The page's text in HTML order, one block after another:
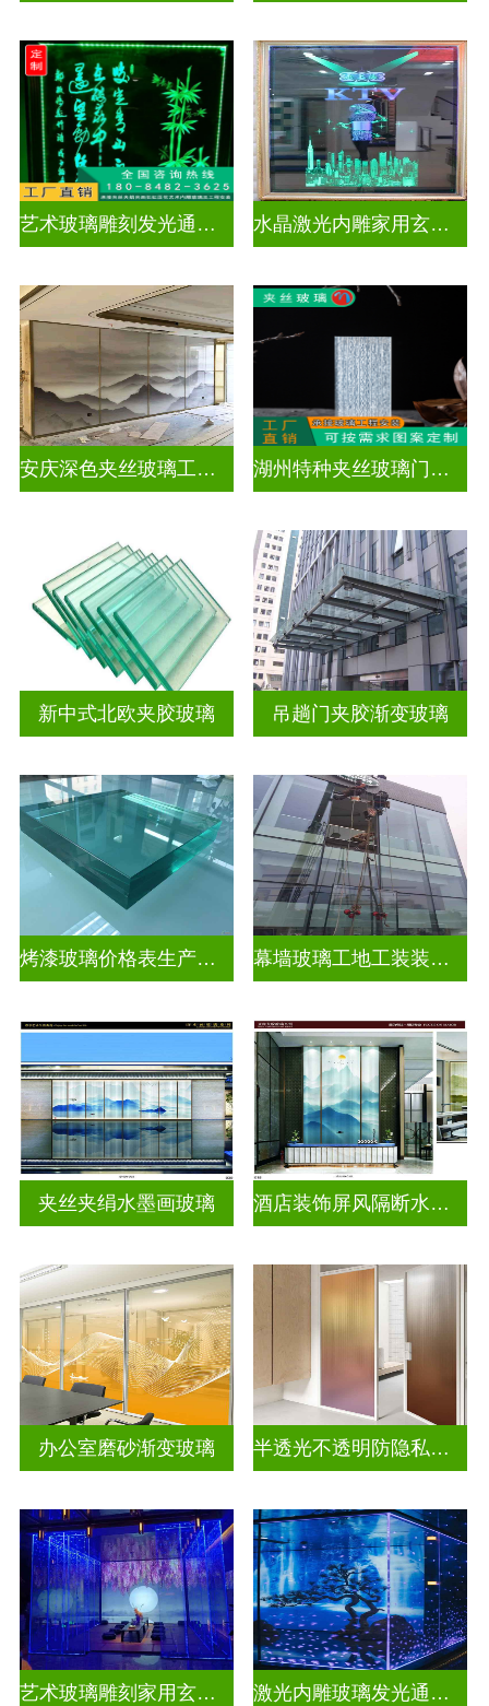
艺术玻璃雕刻发光通电玻璃 水晶激光内雕家用玄关隔断
安庆深色夹丝玻璃工厂在哪里 湖州特种夹丝玻璃门生产厂家
新中式北欧夹胶玻璃 吊趟门夹胶渐变玻璃
烤漆玻璃价格表生产电话 幕墙玻璃工地工装装饰玻璃
夹丝夹绢水墨画玻璃 酒店装饰屏风隔断水墨画玻璃
办公室磨砂渐变玻璃 半透光不透明防隐私彩色渐变玻璃
艺术玻璃雕刻家用玄关隔断 激光内雕玻璃发光通电玻璃